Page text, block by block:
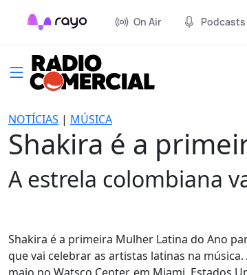
On Air Podcasts
NOTÍCIAS | MÚSICA
Shakira é a
A estrela colombiana
Shakira é a primeira Mulher Latina do Ano
que vai celebrar as artistas latinas na